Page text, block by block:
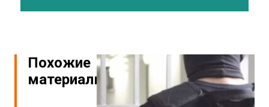
Похожие
материалы